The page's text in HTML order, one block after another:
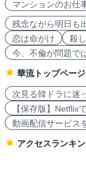
マンションのお仕
残念ながら明日も
恋は命がけ
殺
今、不倫が問題で
華流トップページ
次見る韓ドラに迷
【保存版】Netflix
動画配信サービス
アクセスランキ